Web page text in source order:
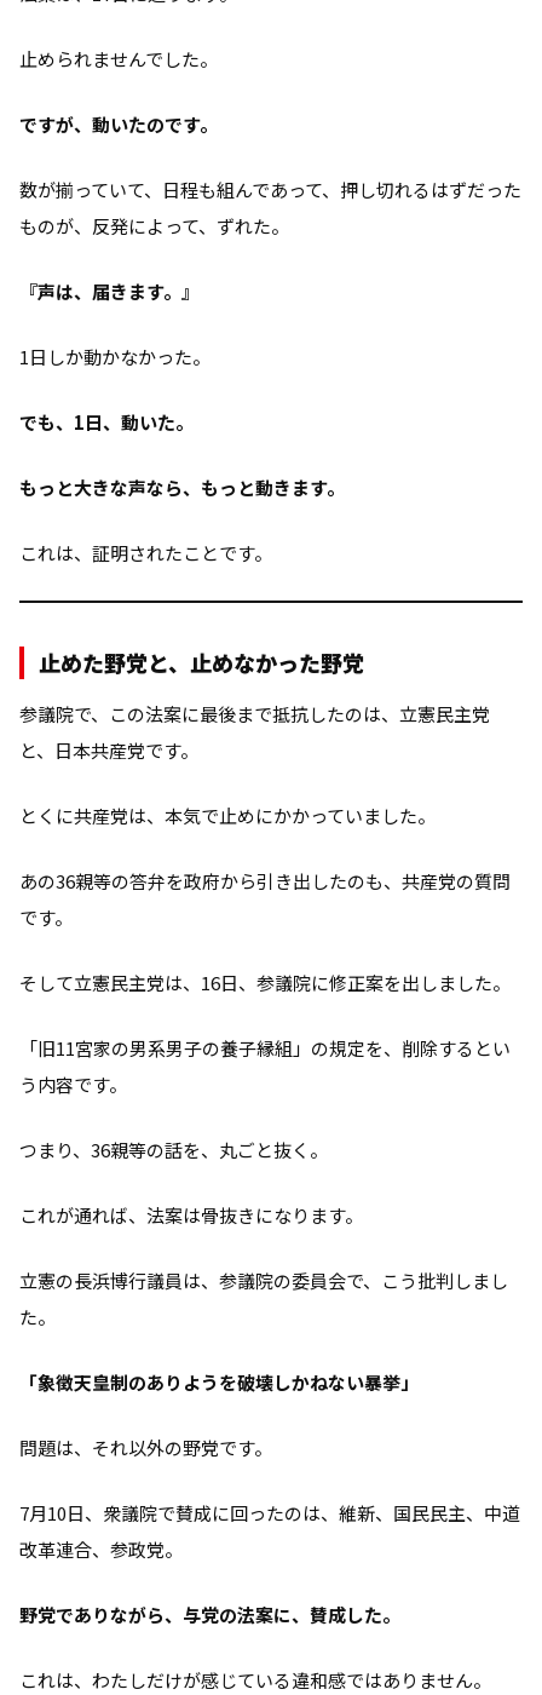
止められませんでした。
ですが、動いたのです。
数が揃っていて、日程も組んであって、押し切れるはずだった
ものが、反発によって、ずれた。
『声は、届きます。』
1日しか動かなかった。
でも、1日、動いた。
もっと大きな声なら、もっと動きます。
これは、証明されたことです。
止めた野党と、止めなかった野党
参議院で、この法案に最後まで抵抗したのは、立憲民主党
と、日本共産党です。
とくに共産党は、本気で止めにかかっていました。
あの36親等の答弁を政府から引き出したのも、共産党の質問
です。
そして立憲民主党は、16日、参議院に修正案を出しました。
「旧11宮家の男系男子の養子縁組」の規定を、削除するとい
う内容です。
つまり、36親等の話を、丸ごと抜く。
これが通れば、法案は骨抜きになります。
立憲の長浜博行議員は、参議院の委員会で、こう批判しまし
た。
「象徴天皇制のありようを破壊しかねない暴挙」
問題は、それ以外の野党です。
7月10日、衆議院で賛成に回ったのは、維新、国民民主、中道
改革連合、参政党。
野党でありながら、与党の法案に、賛成した。
これは、わたしだけが感じている違和感ではありません。